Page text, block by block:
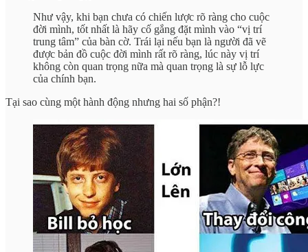
Như vậy, khi bạn chưa có chiến lược rõ ràng cho cuộc
đời mình, tốt nhất là hãy cố gắng đặt mình vào “vị trí
trung tâm” của bàn cờ. Trái lại nếu bạn là người đã vẽ
được bản đồ cuộc đời mình rất rõ ràng, lúc này vị trí
không còn quan trọng nữa mà quan trọng là sự lỗ lực
của chính bạn.
Tại sao cùng một hành động nhưng hai số phận?!